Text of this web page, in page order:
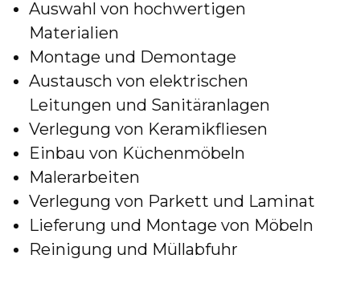
Auswahl von hochwertigen
Materialien
Montage und Demontage
Austausch von elektrischen
Leitungen und Sanitäranlagen
Verlegung von Keramikfliesen
Einbau von Küchenmöbeln
Malerarbeiten
Verlegung von Parkett und Laminat
Lieferung und Montage von Möbeln
Reinigung und Müllabfuhr